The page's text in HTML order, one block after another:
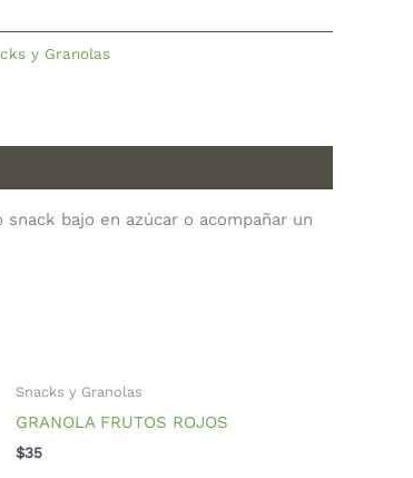
y Granolas
bajo en azúcar o acompañar un
Snacks y Granolas
GRANOLA FRUTOS ROJOS
$35